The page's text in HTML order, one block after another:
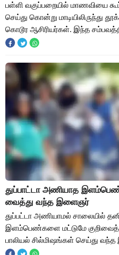
பள்ளி வகுப்பறையில் மாணவியை
செய்து கொன்று மாடியிலிருந்து
கொடூர ஆசிரியர்கள். இந்த
கைது செய்யப்பட்டு இருக்கிறார். உ
துப்பாட்டா அணியாத
வைத்து வந்த இளைஞர்
துப்பட்டா அணியாமல் சாலையில்
இளம்பெண்களை மட்டுமே
பாலியல் சில்மிஷங்கள் செய்து
இருக்கிறார். சென்னையில் தொடர்ந்து